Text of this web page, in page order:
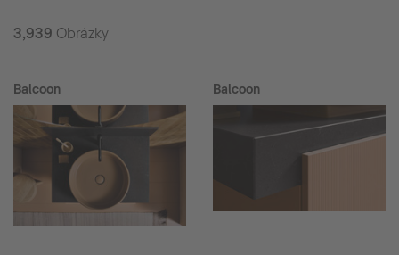
3,939 Obrázky
Balcoon Balcoon